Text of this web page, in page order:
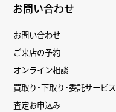
お問い合わせ
お問い合わせ
ご来店の予約
オンライン相談
買取り・下取り・委託サービス
査定お申込み